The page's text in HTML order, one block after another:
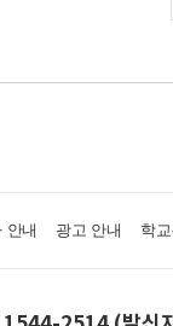
안내 광고 안내 학